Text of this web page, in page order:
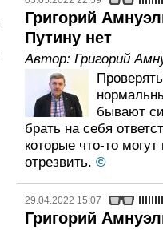
Григорий
Путину нет
Автор: Григорий
бывают
брать на себя
которые что-то
отрезвить. ©
29.04.2022 15:07
Григорий